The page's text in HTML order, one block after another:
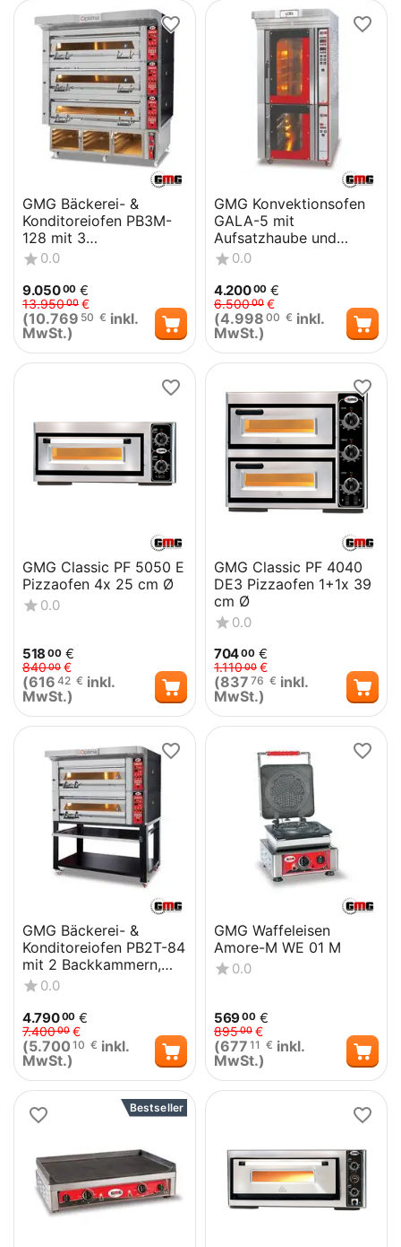
GMG Bäckerei- &
Konditoreiofen PB3M-
128 mit 3
Backkammern, 3
Gärkammern und
Vollschamott
0.0
9.05000 €
13.95000 €
(10.769 50 € inkl.
MwSt.)
GMG Konvektionsofen
GALA-5 mit
Aufsatzhaube und
Gärschrank
0.0
4.20000 €
6.50000 €
(4.998 00 € inkl.
MwSt.)
GMG Classic PF 5050 E
Pizzaofen 4x 25 cm Ø
0.0
518 00 €
84000 €
(616 42 € inkl.
MwSt.)
GMG Classic PF 4040
DE3 Pizzaofen 1+1x 39
cm Ø
0.0
70400 €
1.11000 €
(837 76 € inkl.
MwSt.)
GMG Bäckerei- &
Konditoreiofen PB2T-84
mit 2 Backkammern,
Vollschamott und
0.0
4.79000 €
7.40000 €
(5.700 10 € inkl.
MwSt.)
GMG Waffeleisen
Amore-M WE 01 M
0.0
56900 €
89500 €
(677 11 € inkl.
MwSt.)
Bestseller